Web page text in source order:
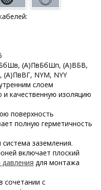
(А)ПвБбШп, (А)ВБВ,
NYM, NYY
слоем
качественную изоляцию
поверхность
полную герметичность
заземления.
включает плоский
для монтажа
сочетании с